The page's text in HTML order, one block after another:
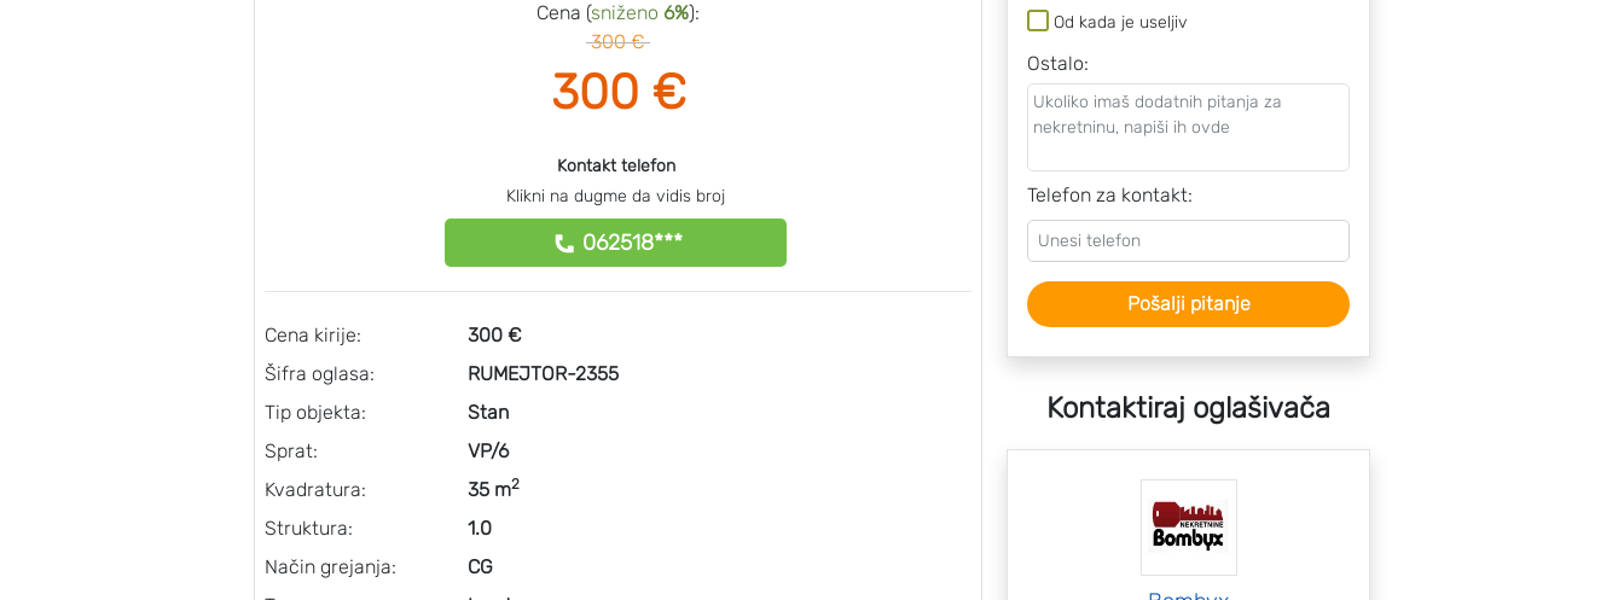
Cena (sniženo 6%):
300 €
300 €
Kontakt telefon
Klikni na dugme da vidis broj
062518***
Cena kirije:
Šifra oglasa:
Tip objekta:
Sprat:
Kvadratura:
Struktura:
Način grejanja:
300 €
RUMEJTOR-2355
Stan
VP/6
35 m2
1.0
CG
Od kada je useljiv
Ostalo:
Telefon za kontakt:
Pošalji pitanje
Kontaktiraj oglašivača